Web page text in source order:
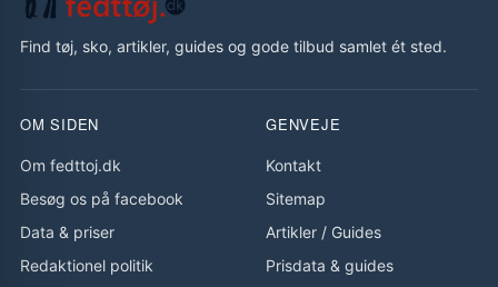
Find tøj, sko, artikler, guides og gode tilbud samlet ét sted.
OM SIDEN
Om fedttoj.dk
Besøg os på facebook
Data & priser
Redaktionel politik
GENVEJE
Kontakt
Sitemap
Artikler / Guides
Prisdata & guides